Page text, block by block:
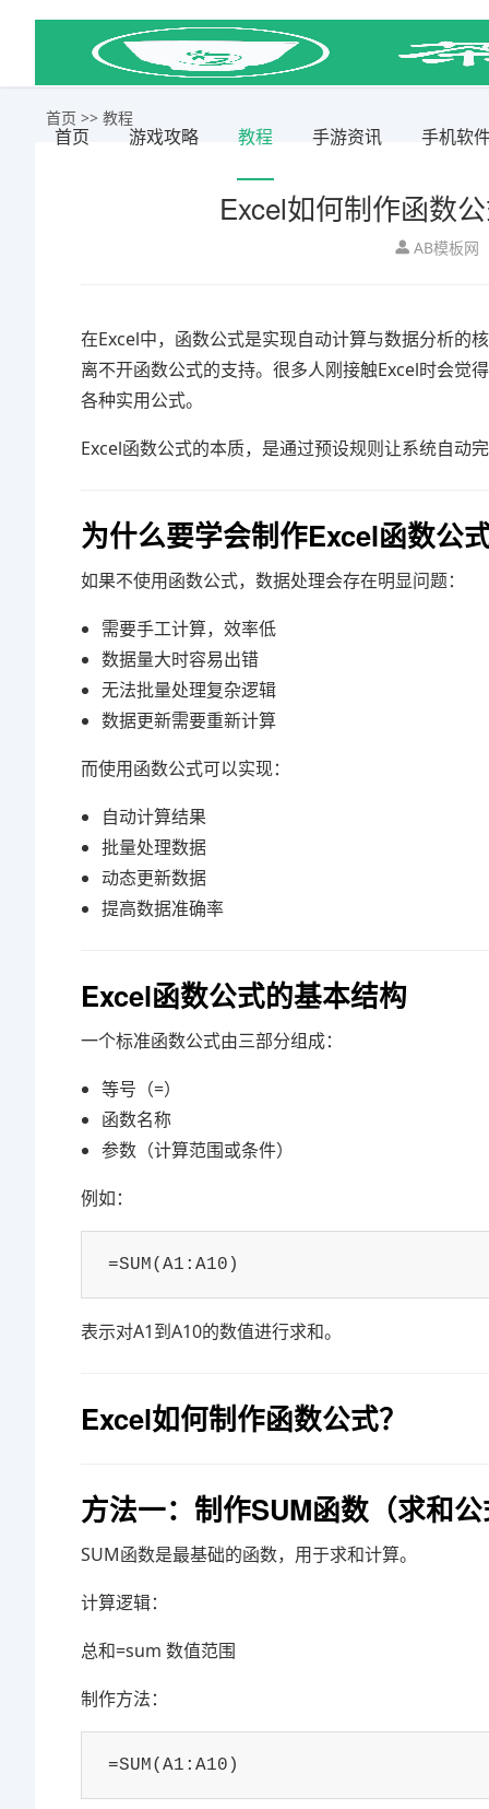
首页 游戏攻略 教程 手游资讯 手机软
首页 >> 教程
Excel如何制作函数
AB模板网
在Excel中，函数公式是实现自动计算与数据分析的
离不开函数公式的支持。很多人刚接触Excel时会觉
各种实用公式。
Excel函数公式的本质，是通过预设规则让系统自动
为什么要学会制作Excel函数公
如果不使用函数公式，数据处理会存在明显问题：
需要手工计算，效率低
数据量大时容易出错
无法批量处理复杂逻辑
数据更新需要重新计算
而使用函数公式可以实现：
自动计算结果
批量处理数据
动态更新数据
提高数据准确率
Excel函数公式的基本结构
一个标准函数公式由三部分组成：
等号（=）
函数名称
参数（计算范围或条件）
例如：
=SUM(A1:A10)
表示对A1到A10的数值进行求和。
Excel如何制作函数公式？
方法一：制作SUM函数（求和
SUM函数是最基础的函数，用于求和计算。
计算逻辑：
总和=sum 数值范围
制作方法：
=SUM(A1:A10)